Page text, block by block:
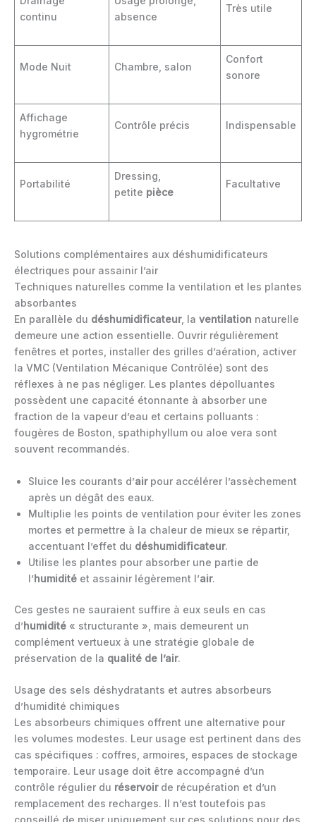
continu
absence
Très utile
Mode Nuit Chambre, salon
Confort
sonore
Affichage
hygrométrie
Contrôle précis Indispensable
Portabilité
Dressing,
petite pièce
Facultative
Solutions complémentaires aux déshumidificateurs
électriques pour assainir l’air
Techniques naturelles comme la ventilation et les plantes
absorbantes
En parallèle du déshumidificateur, la ventilation naturelle
demeure une action essentielle. Ouvrir régulièrement
fenêtres et portes, installer des grilles d’aération, activer
la VMC (Ventilation Mécanique Contrôlée) sont des
réflexes à ne pas négliger. Les plantes dépolluantes
possèdent une capacité étonnante à absorber une
fraction de la vapeur d’eau et certains polluants :
fougères de Boston, spathiphyllum ou aloe vera sont
souvent recommandés.
Sluice les courants d’airpour accélérer l’assèchement
après un dégât des eaux.
Multiplie les points de ventilation pour éviter les zones
mortes et permettre à la chaleur de mieux se répartir,
accentuant l’effet du déshumidificateur.
Utilise les plantes pour absorber une partie de
l’humidité et assainir légèrement l’air.
Ces gestes ne sauraient suffire à eux seuls en cas
d’humidité « structurante », mais demeurent un
complément vertueux à une stratégie globale de
préservation de la qualité de l’air.
Usage des sels déshydratants et autres absorbeurs
d’humidité chimiques
Les absorbeurs chimiques offrent une alternative pour
les volumes modestes. Leur usage est pertinent dans des
cas spécifiques : coffres, armoires, espaces de stockage
temporaire. Leur usage doit être accompagné d’un
contrôle régulier du réservoirde récupération et d’un
remplacement des recharges. Il n’est toutefois pas